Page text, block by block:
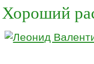
Хороший